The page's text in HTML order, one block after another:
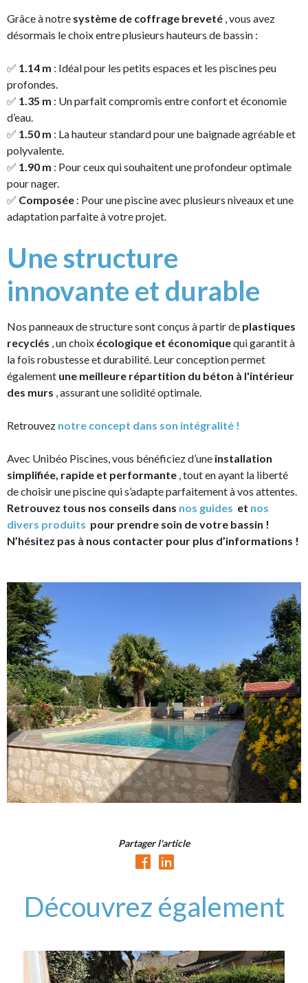
Grâce à notre système de coffrage breveté , vous avez
désormais le choix entre plusieurs hauteurs de bassin :
✅ 1.14 m : Idéal pour les petits espaces et les piscines peu
profondes.
✅ 1.35 m : Un parfait compromis entre confort et économie
d’eau.
✅ 1.50 m : La hauteur standard pour une baignade agréable et
polyvalente.
✅ 1.90 m : Pour ceux qui souhaitent une profondeur optimale
pour nager.
✅ Composée : Pour une piscine avec plusieurs niveaux et une
adaptation parfaite à votre projet.
Une structure
innovante et durable
Nos panneaux de structure sont conçus à partir de plastiques
recyclés , un choix écologique et économiquequi garantit à
la fois robustesse et durabilité. Leur conception permet
également une meilleure répartition du béton à l'intérieur
des murs , assurant une solidité optimale.
Retrouvez notre concept dans son intégralité !
Avec Unibéo Piscines, vous bénéficiez d’une installation
simplifiée, rapide et performante , tout en ayant la liberté
de choisir une piscine qui s’adapte parfaitement à vos attentes.
Retrouvez tous nos conseils dans nos guides et nos
divers produits pour prendre soin de votre bassin !
N’hésitez pas à nous contacter pour plus d’informations !
Partager l'article
Découvrez également